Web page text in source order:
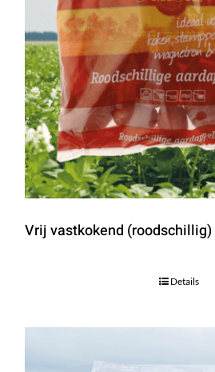
Vrij vastkokend (roodschillig)
Details